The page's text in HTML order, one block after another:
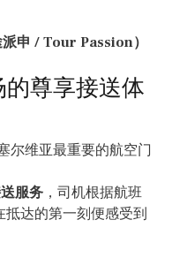
申 / Tour Passion）
的尊享接送体
尔维亚最重要的航空门
服务 ，司机根据航班
达的第一刻便感受到